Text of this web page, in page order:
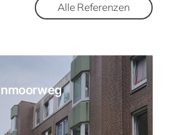
Alle Referenzen